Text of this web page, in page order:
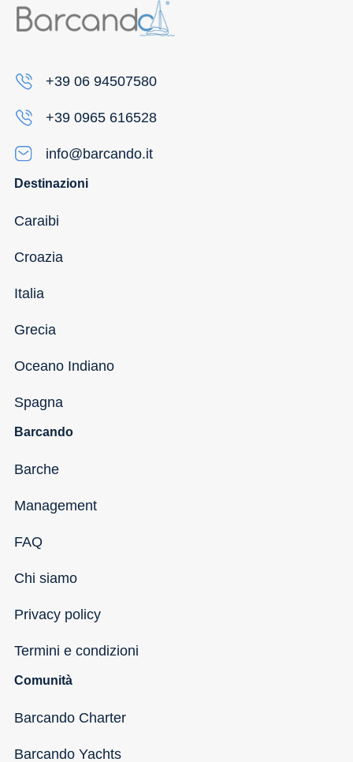
+39 06 94507580
+39 0965 616528
info@barcando.it
Destinazioni
Caraibi
Croazia
Italia
Grecia
Oceano Indiano
Spagna
Barcando
Barche
Management
FAQ
Chi siamo
Privacy policy
Termini e condizioni
Comunità
Barcando Charter
Barcando Yachts